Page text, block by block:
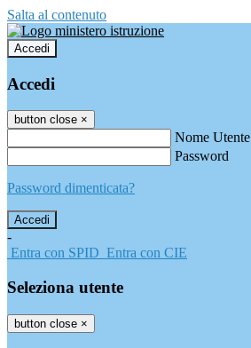
Salta al contenuto
Accedi
Accedi
button close ×
Nome Utente
Password
Password dimenticata?
-
Entra con SPID Entra con CIE
Seleziona utente
button close ×